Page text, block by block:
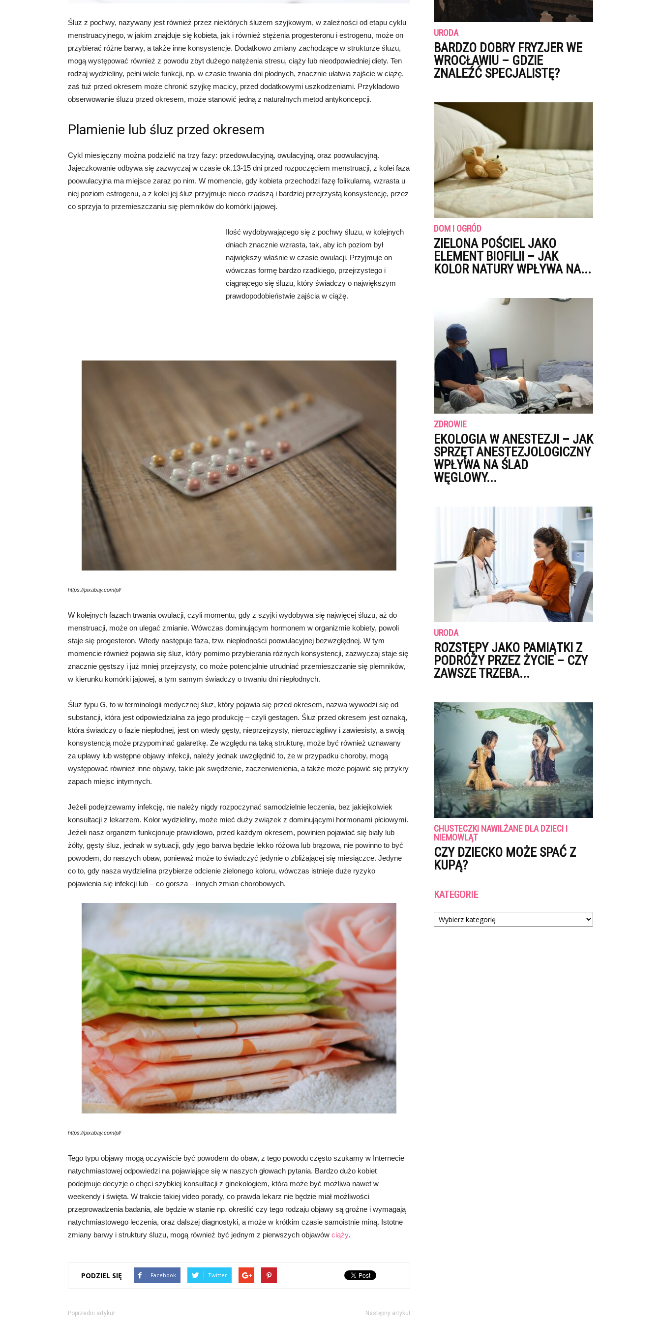
Śluz z pochwy, nazywany jest również przez niektórych śluzem szyjkowym, w zależności od etapu cyklu
menstruacyjnego, w jakim znajduje się kobieta, jak i również stężenia progesteronu i estrogenu, może on
przybierać różne barwy, a także inne konsystencje. Dodatkowo zmiany zachodzące w strukturze śluzu,
mogą występować również z powodu zbyt dużego natężenia stresu, ciąży lub nieodpowiedniej diety. Ten
rodzaj wydzieliny, pełni wiele funkcji, np. w czasie trwania dni płodnych, znacznie ułatwia zajście w ciążę,
zaś tuż przed okresem może chronić szyjkę macicy, przed dodatkowymi uszkodzeniami. Przykładowo
obserwowanie śluzu przed okresem, może stanowić jedną z naturalnych metod antykoncepcji.
Plamienie lub śluz przed okresem
Cykl miesięczny można podzielić na trzy fazy: przedowulacyjną, owulacyjną, oraz poowulacyjną.
Jajeczkowanie odbywa się zazwyczaj w czasie ok.13-15 dni przed rozpoczęciem menstruacji, z kolei faza
poowulacyjna ma miejsce zaraz po nim. W momencie, gdy kobieta przechodzi fazę folikularną, wzrasta u
niej poziom estrogenu, a z kolei jej śluz przyjmuje nieco rzadszą i bardziej przejrzystą konsystencję, przez
co sprzyja to przemieszczaniu się plemników do komórki jajowej.
Ilość wydobywającego się z pochwy śluzu, w kolejnych
dniach znacznie wzrasta, tak, aby ich poziom był
największy właśnie w czasie owulacji. Przyjmuje on
wówczas formę bardzo rzadkiego, przejrzystego i
ciągnącego się śluzu, który świadczy o największym
prawdopodobieństwie zajścia w ciążę.
https://pixabay.com/pl/
W kolejnych fazach trwania owulacji, czyli momentu, gdy z szyjki wydobywa się najwięcej śluzu, aż do
menstruacji, może on ulegać zmianie. Wówczas dominującym hormonem w organizmie kobiety, powoli
staje się progesteron. Wtedy następuje faza, tzw. niepłodności poowulacyjnej bezwzględnej. W tym
momencie również pojawia się śluz, który pomimo przybierania różnych konsystencji, zazwyczaj staje się
znacznie gęstszy i już mniej przejrzysty, co może potencjalnie utrudniać przemieszczanie się plemników,
w kierunku komórki jajowej, a tym samym świadczy o trwaniu dni niepłodnych.
Śluz typu G, to w terminologii medycznej śluz, który pojawia się przed okresem, nazwa wywodzi się od
substancji, która jest odpowiedzialna za jego produkcję – czyli gestagen. Śluz przed okresem jest oznaką,
która świadczy o fazie niepłodnej, jest on wtedy gęsty, nieprzejrzysty, nierozciągliwy i zawiesisty, a swoją
konsystencją może przypominać galaretkę. Ze względu na taką strukturę, może być również uznawany
za upławy lub wstępne objawy infekcji, należy jednak uwzględnić to, że w przypadku choroby, mogą
występować również inne objawy, takie jak swędzenie, zaczerwienienia, a także może pojawić się przykry
zapach miejsc intymnych.
Jeżeli podejrzewamy infekcję, nie należy nigdy rozpoczynać samodzielnie leczenia, bez jakiejkolwiek
konsultacji z lekarzem. Kolor wydzieliny, może mieć duży związek z dominującymi hormonami płciowymi.
Jeżeli nasz organizm funkcjonuje prawidłowo, przed każdym okresem, powinien pojawiać się biały lub
żółty, gęsty śluz, jednak w sytuacji, gdy jego barwa będzie lekko różowa lub brązowa, nie powinno to być
powodem, do naszych obaw, ponieważ może to świadczyć jedynie o zbliżającej się miesiączce. Jedyne
co to, gdy nasza wydzielina przybierze odcienie zielonego koloru, wówczas istnieje duże ryzyko
pojawienia się infekcji lub – co gorsza – innych zmian chorobowych.
https://pixabay.com/pl/
Tego typu objawy mogą oczywiście być powodem do obaw, z tego powodu często szukamy w Internecie
natychmiastowej odpowiedzi na pojawiające się w naszych głowach pytania. Bardzo dużo kobiet
podejmuje decyzje o chęci szybkiej konsultacji z ginekologiem, która może być możliwa nawet w
weekendy i święta. W trakcie takiej video porady, co prawda lekarz nie będzie miał możliwości
przeprowadzenia badania, ale będzie w stanie np. określić czy tego rodzaju objawy są groźne i wymagają
natychmiastowego leczenia, oraz dalszej diagnostyki, a może w krótkim czasie samoistnie miną. Istotne
zmiany barwy i struktury śluzu, mogą również być jednym z pierwszych objawów ciąży.
PODZIEL SIĘ Facebook Twitter
Poprzedni artykuł Następny artykuł
URODA
BARDZO DOBRY FRYZJER WE
WROCŁAWIU – GDZIE
ZNALEŹĆ SPECJALISTĘ?
DOM I OGRÓD
ZIELONA POŚCIEL JAKO
ELEMENT BIOFILII – JAK
KOLOR NATURY WPŁYWA NA...
ZDROWIE
EKOLOGIA W ANESTEZJI – JAK
SPRZĘT ANESTEZJOLOGICZNY
WPŁYWA NA ŚLAD
WĘGLOWY...
URODA
ROZSTĘPY JAKO PAMIĄTKI Z
PODRÓŻY PRZEZ ŻYCIE – CZY
ZAWSZE TRZEBA...
CHUSTECZKI NAWILŻANE DLA DZIECI I
NIEMOWLĄT
CZY DZIECKO MOŻE SPAĆ Z
KUPĄ?
KATEGORIE
Kategorie